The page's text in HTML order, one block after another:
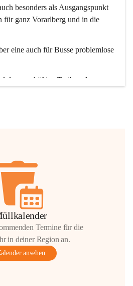
besonders als Ausgangspunkt
für ganz Vorarlberg und in die
eine auch für Busse problemlose
das geschäftige Treiben der
Termine für die
in deiner Region an.
ansehen